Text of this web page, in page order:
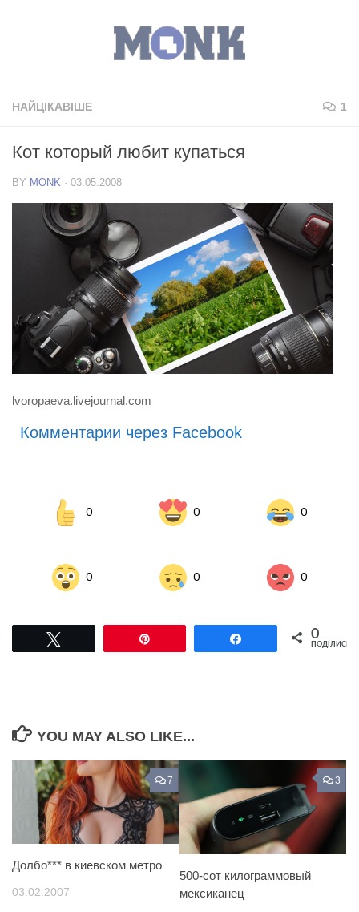
НАЙЦІКАВІШЕ 1
Кот который любит купаться
BY MONK · 03.05.2008
lvoropaeva.livejournal.com
Комментарии через Facebook
0 0 0
0 0 0
Поділитися0
ПОДІЛИСЬ
YOU MAY ALSO LIKE...
7
Долбо*** в киевском метро
03.02.2007
3
500-сот килограммовый
мексиканец